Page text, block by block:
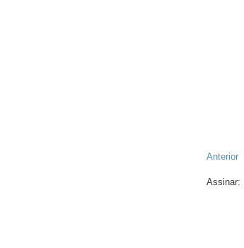
Anterior
Assinar: